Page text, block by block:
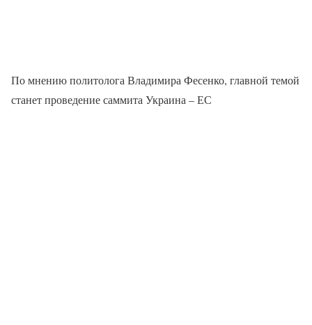
По мнению политолога Владимира Фесенко, главной темой
станет проведение саммита Украина – ЕС